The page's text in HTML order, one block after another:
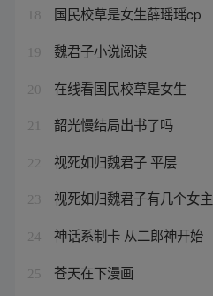
18 国民校草是女生薛瑶瑶cp
19 魏君子小说阅读
20 在线看国民校草是女生
21 韶光慢结局出书了吗
22 视死如归魏君子 平层
23 视死如归魏君子有几个女主
24 神话系制卡 从二郎神开始
25 苍天在下漫画